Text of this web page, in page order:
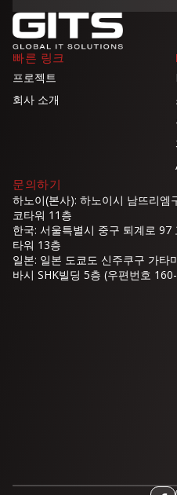
빠른 링크
프로젝트
회사 소개
문의하기
하노이(본사): 하노이시 남뜨리엠
코타워 11층
한국: 서울특별시 중구 퇴계로 97
타워 13층
일본: 일본 도쿄도 신주쿠구 가타
바시 SHK빌딩 5층 (우편번호